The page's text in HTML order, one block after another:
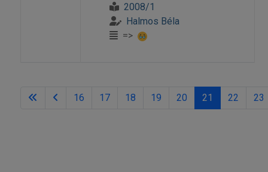
2008/1
Halmos Béla
=>
16 17 18 19 20 21 22 23